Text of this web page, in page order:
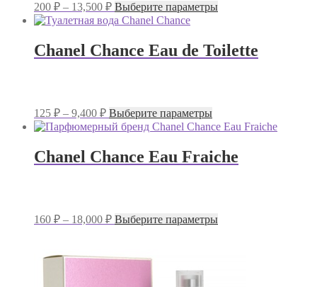
странице
200 ₽ – 13,500 ₽Диапазон
цен:
13,500 ₽
Выберите параметрыЭтот
несколько
вариаций.
товара.
Chanel Chance Eau de Toilette
125 ₽ – 9,400 ₽Диапазон
цен:
9,400 ₽
Выберите параметрыЭтот
товар
имеет
несколько
вариаций.
странице
Chanel Chance Eau Fraiche
160 ₽ – 18,000 ₽Диапазон
–
Выберите параметрыЭтот